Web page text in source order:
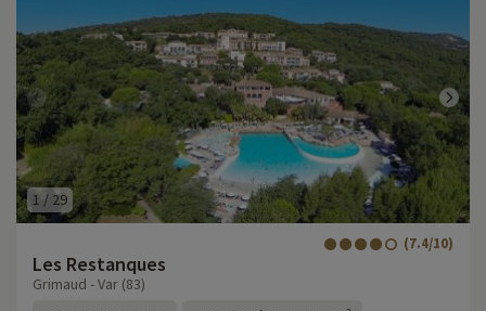
1 / 29
Les Restanques
(7.4/10)
Grimaud - Var (83)